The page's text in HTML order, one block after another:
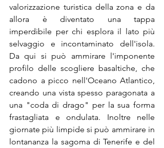
valorizzazione turistica della zona e da
allora è diventato una tappa
imperdibile per chi esplora il lato più
selvaggio e incontaminato dell'isola.
Da qui si può ammirare l'imponente
profilo delle scogliere basaltiche, che
cadono a picco nell'Oceano Atlantico,
creando una vista spesso paragonata a
una "coda di drago" per la sua forma
frastagliata e ondulata. Inoltre nelle
giornate più limpide si può ammirare in
lontananza la sagoma di Tenerife e del